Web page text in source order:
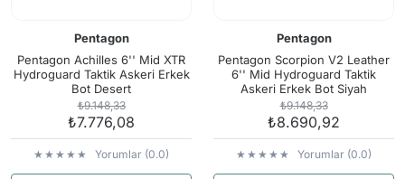
Pentagon
Pentagon Achilles 6'' Mid XTR
Hydroguard Taktik Askeri Erkek
Bot Desert
₺9.148,33
₺7.776,08
Yorumlar (0.0)
Pentagon
Pentagon Scorpion V2 Leather
6'' Mid Hydroguard Taktik
Askeri Erkek Bot Siyah
₺9.148,33
₺8.690,92
Yorumlar (0.0)